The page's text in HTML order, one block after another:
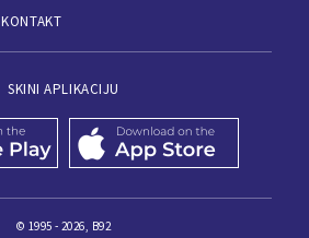
KONTAKT
SKINI APLIKACIJU
© 1995 - 2026, B92